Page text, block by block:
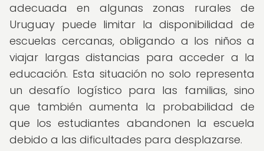
adecuada en algunas zonas rurales de
Uruguay puede limitar la disponibilidad de
escuelas cercanas, obligando a los niños a
viajar largas distancias para acceder a la
educación. Esta situación no solo representa
un desafío logístico para las familias, sino
que también aumenta la probabilidad de
que los estudiantes abandonen la escuela
debido a las dificultades para desplazarse.